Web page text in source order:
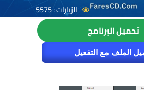
الزيارات : 5575
تحميل البرنامج
الملف مع التفعيل